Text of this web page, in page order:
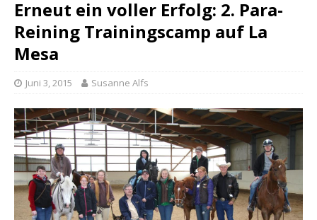
Erneut ein voller Erfolg: 2. Para-
Reining Trainingscamp auf La
Mesa
Juni 3, 2015 Susanne Alfs